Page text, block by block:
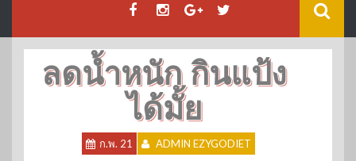
ลดน้ำหนัก กินแป้ง
ได้มั้ย
ก.พ. 21 ADMIN EZYGODIET